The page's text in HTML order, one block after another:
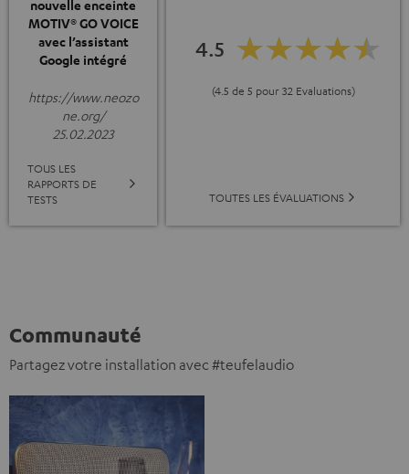
nouvelle enceinte
MOTIV® GO VOICE
avec l’assistant
Google intégré
https://www.neozo
ne.org/
25.02.2023
TOUS LES
RAPPORTS DE
TESTS
4.5
(4.5 de 5 pour 32 Evaluations)
TOUTES LES ÉVALUATIONS
Communauté
Partagez votre installation avec #teufelaudio